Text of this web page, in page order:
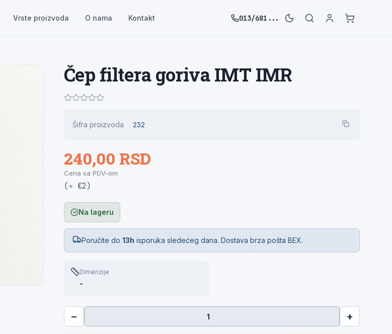
Vrste proizvoda O nama Kontakt 013/681...
Čep filtera goriva IMT IMR
Šifra proizvoda 232
240,00 RSD
Cena sa PDV-om
(≈ €2)
Na lageru
Poručite do 13h isporuka sledećeg dana. Dostava brza pošta BEX.
Dimenzije
-
− +